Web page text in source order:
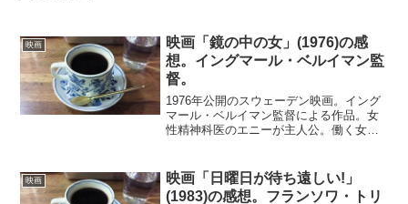
映画
映画「鏡の中の女」(1976)の感
想。イングマール・ベルイマン監
督。
1976年公開のスウェーデン映画。イング
マール・ベルイマン監督による作品。女
性精神科医のエニーが主人公。働く女性
くない過去の苦悩を封じ込めていた。あ
る日それが突然吹き出...
映画
映画「日曜日が待ち遠しい!」
(1983)の感想。フランソワ・トリ